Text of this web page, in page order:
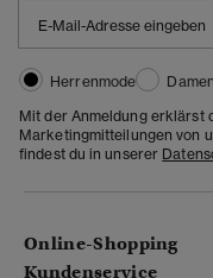
Herrenmode
Mit der Anmeldung erklärst
Marketingmitteilungen von
findest du in unserer
Online-Shopping
Kundenservice